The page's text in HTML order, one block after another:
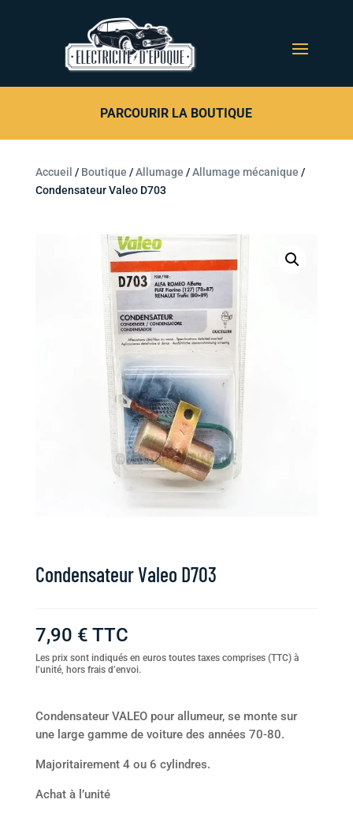
PARCOURIR LA BOUTIQUE
Accueil / Boutique /Allumage /Allumage mécanique /
Condensateur Valeo D703
Condensateur Valeo D703
7,90 € TTC
Les prix sont indiqués en euros toutes taxes comprises (TTC) à
l’unité, hors frais d’envoi.
Condensateur VALEO pour allumeur, se monte sur
une large gamme de voiture des années 70-80.
Majoritairement 4 ou 6 cylindres.
Achat à l’unité